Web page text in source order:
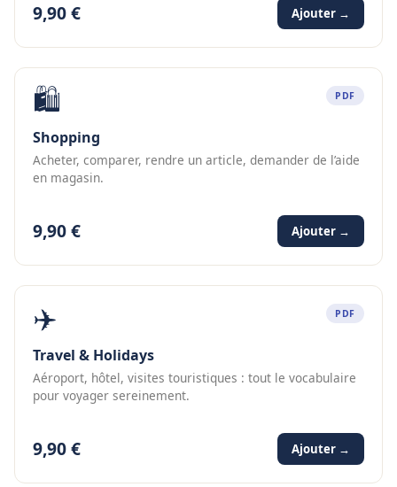
9,90 € Ajouter →
🛍️ PDF
Shopping
Acheter, comparer, rendre un article, demander de l’aide
en magasin.
9,90 € Ajouter →
✈️ PDF
Travel & Holidays
Aéroport, hôtel, visites touristiques : tout le vocabulaire
pour voyager sereinement.
9,90 € Ajouter →